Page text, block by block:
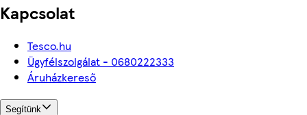
Kapcsolat
Tesco.hu
Ügyfélszolgálat - 0680222333
Áruházkereső
Segítünk